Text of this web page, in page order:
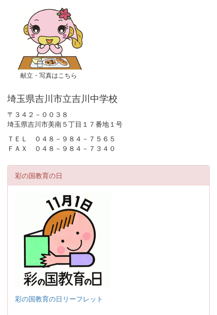
献立・写真はこちら
埼玉県吉川市立吉川中学校
〒３４２－００３８
埼玉県吉川市美南５丁目１７番地１号
ＴＥＬ ０４８－９８４－７５６５
ＦＡＸ ０４８－９８４－７３４０
彩の国教育の日
彩の国教育の日リーフレット